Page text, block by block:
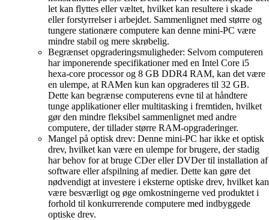
let kan flyttes eller væltet, hvilket kan resultere i skade
eller forstyrrelser i arbejdet. Sammenlignet med større og
tungere stationære computere kan denne mini-PC være
mindre stabil og mere skrøbelig.
Begrænset opgraderingsmuligheder: Selvom computeren
har imponerende specifikationer med en Intel Core i5
hexa-core processor og 8 GB DDR4 RAM, kan det være
en ulempe, at RAMen kun kan opgraderes til 32 GB.
Dette kan begrænse computerens evne til at håndtere
tunge applikationer eller multitasking i fremtiden, hvilket
gør den mindre fleksibel sammenlignet med andre
computere, der tillader større RAM-opgraderinger.
Mangel på optisk drev: Denne mini-PC har ikke et optisk
drev, hvilket kan være en ulempe for brugere, der stadig
har behov for at bruge CDer eller DVDer til installation af
software eller afspilning af medier. Dette kan gøre det
nødvendigt at investere i eksterne optiske drev, hvilket kan
være besværligt og øge omkostningerne ved produktet i
forhold til konkurrerende computere med indbyggede
optiske drev.